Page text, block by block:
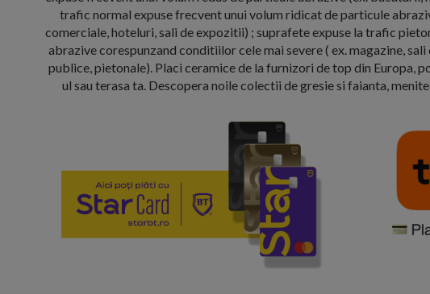
trafic normal expuse frecvent unui volum ridicat de particule
comerciale, hoteluri, sali de expozitii) ; suprafete expuse la trafic
abrazive corespunzand conditiilor cele mai severe ( ex. magazine,
publice, pietonale). Placi ceramice de la furnizori de top din Europa,
ul sau terasa ta. Descopera noile colectii de gresie si faianta,